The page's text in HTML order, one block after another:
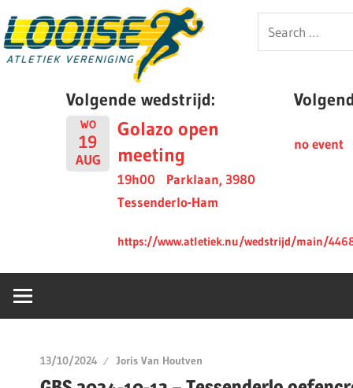
to
content
Looise
Search
for:
Volgende wedstrijd:
WO
19
AUG
Golazo open
meeting
19h00
Parklaan, 3980
Tessenderlo-Ham
https://www.atletiek.nu/wedstrijd/main/
no event
13/10/2024 Joris Van Houtven